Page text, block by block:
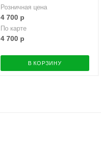
Розничная цена
4 700р
По карте
4 700р
В КОРЗИНУ